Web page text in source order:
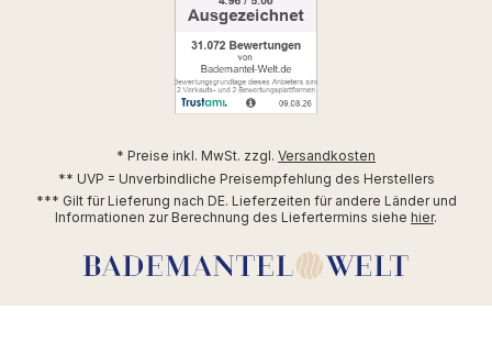
* Preise inkl. MwSt. zzgl. Versandkosten
** UVP = Unverbindliche Preisempfehlung des Herstellers
*** Gilt für Lieferung nach DE. Lieferzeiten für andere Länder und
Informationen zur Berechnung des Liefertermins siehe hier.